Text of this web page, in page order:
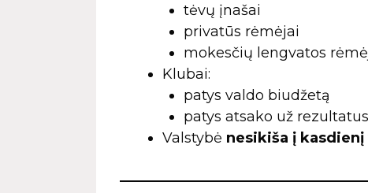
tėvų įnašai
privatūs rėmėjai
mokesčių lengvatos
Klubai:
patys valdo biudžetą
patys atsako už rezultatus
Valstybė nesikiša į kasdienį